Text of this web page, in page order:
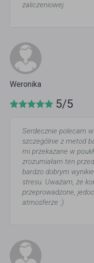
zaliczeniowej.
Weronika
5/5
Serdecznie polecam
szczególnie z metod
mi przekazane w
zrozumiałam ten
bardzo dobrym
stresu. Uważam, że
przeprowadzone,
atmosferze :)